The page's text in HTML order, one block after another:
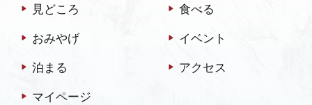
見どころ 食べる
おみやげ イベント
泊まる アクセス
マイページ